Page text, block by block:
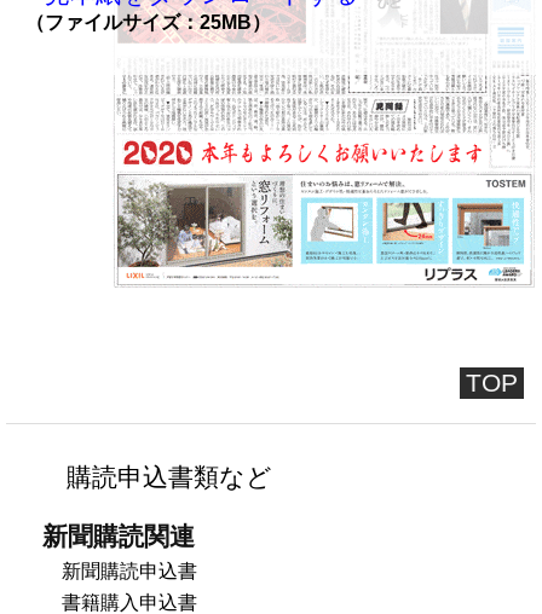
（ファイルサイズ：25MB）
TOP
購読申込書類など
新聞購読関連
新聞購読申込書
書籍購入申込書